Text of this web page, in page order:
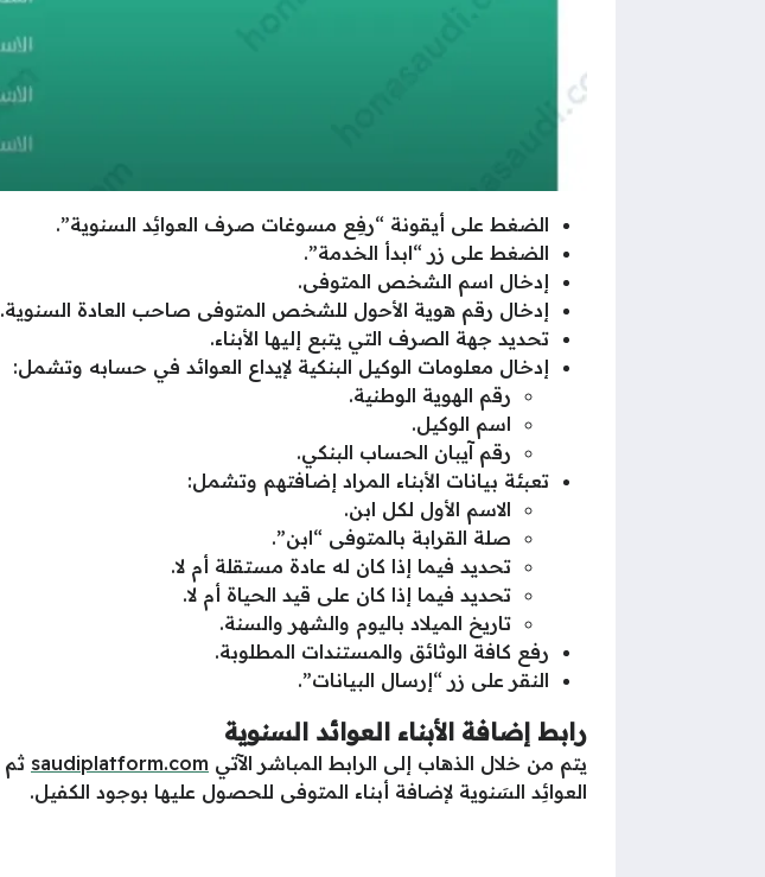
الضغط على أيقونة “رفِع مسوغات صرف العوائِد السنوية”.
الضغط على زر “ابدأ الخدمة”.
إدخال اسم الشخص المتوفى.
إدخال رقم هوية الأحول للشخص المتوفى صاحب العادة السنوية.
تحديد جهة الصرف التي يتبع إليها الأبناء.
إدخال معلومات الوكيل البنكية لإيداع العوائد في حسابه وتشمل:
رقم الهوية الوطنية.
اسم الوكيل.
رقم آيبان الحساب البنكي.
تعبئة بيانات الأبناء المراد إضافتهم وتشمل:
الاسم الأول لكل ابن.
صلة القرابة بالمتوفى “ابن”.
تحديد فيما إذا كان له عادة مستقلة أم لا.
تحديد فيما إذا كان على قيد الحياة أم لا.
تاريخ الميلاد باليوم والشهر والسنة.
رفع كافة الوثائق والمستندات المطلوبة.
النقر على زر “إرسال البيانات”.
رابط إضافة الأبناء العوائد السنوية
يتم من خلال الذهاب إلى الرابط المباشر الآتي saudiplatform.com ثم
العوائِد السَنوية لإضافة أبناء المتوفى للحصول عليها بوجود الكفيل.